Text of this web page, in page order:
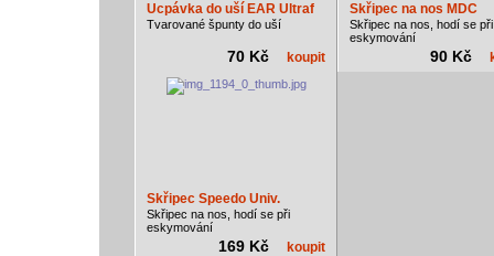
Ucpávka do uší EAR Ultraf
Tvarované špunty do uší
70 Kč koupit
Skřipec na nos MDC
Skřipec na nos, hodí se při
eskymování
90 Kč
Skřipec Speedo Univ.
Skřipec na nos, hodí se při
eskymování
169 Kč koupit